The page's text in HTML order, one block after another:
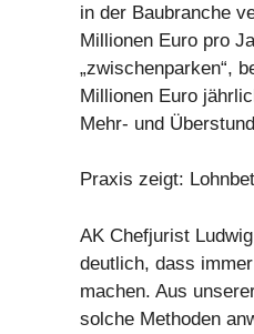
in der Baubranche
Millionen Euro pro
„zwischenparken“,
Millionen Euro
Mehr- und
Praxis zeigt:
AK Chefjurist
deutlich, dass
machen. Aus
solche Methoden